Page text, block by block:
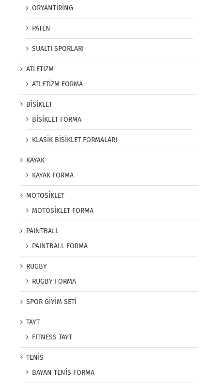
ORYANTİRİNG
PATEN
SUALTI SPORLARI
ATLETİZM
ATLETİZM FORMA
BİSİKLET
BİSİKLET FORMA
KLASİK BİSİKLET FORMALARI
KAYAK
KAYAK FORMA
MOTOSİKLET
MOTOSİKLET FORMA
PAINTBALL
PAINTBALL FORMA
RUGBY
RUGBY FORMA
SPOR GİYİM SETİ
TAYT
FITNESS TAYT
TENİS
BAYAN TENİS FORMA